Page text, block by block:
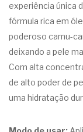
experiência única
fórmula rica em
poderoso camu-
deixando a pele
Com alta
de alto poder de
uma hidratação